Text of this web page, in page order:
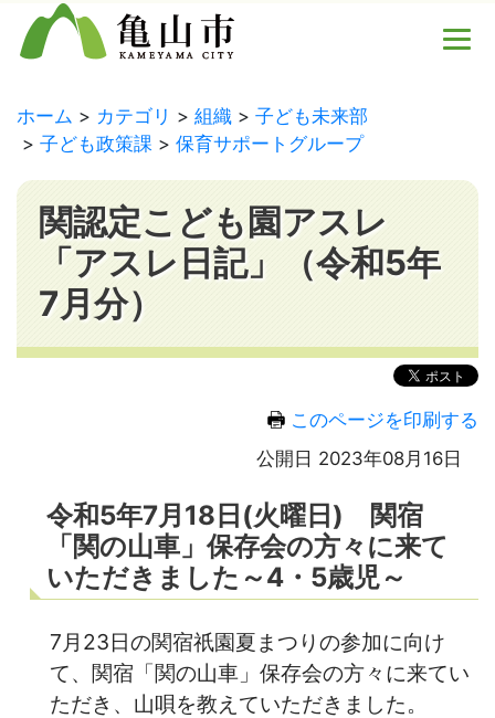
ホーム カテゴリ 組織
子ども未来部
子ども政策課
保育サポートグループ
関認定こども園アスレ
「アスレ日記」（令和5年
7月分）
このページを印刷する
公開日 2023年08月16日
令和5年7月18日(火曜日) 関宿
「関の山車」保存会の方々に来て
いただきました～4・5歳児～
7月23日の関宿祇園夏まつりの参加に向け
て、関宿「関の山車」保存会の方々に来てい
ただき、山唄を教えていただきました。